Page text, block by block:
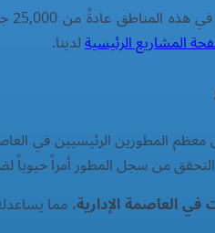
المشاريع الرئيسيةلدينا.
المطورين الرئيسيين في
في العاصمة الإدارية، مما